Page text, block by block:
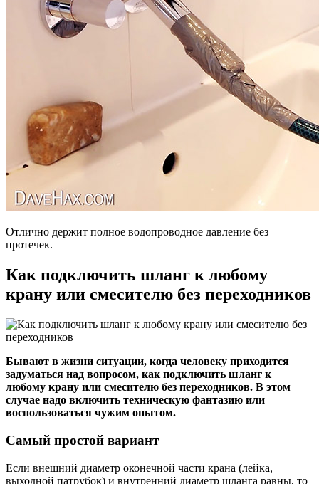
Отлично держит полное водопроводное давление без
протечек.
Как подключить шланг к любому
крану или смесителю без переходников
Бывают в жизни ситуации, когда человеку приходится
задуматься над вопросом, как подключить шланг к
любому крану или смесителю без переходников. В этом
случае надо включить техническую фантазию или
воспользоваться чужим опытом.
Самый простой вариант
Если внешний диаметр оконечной части крана (лейка,
выходной патрубок) и внутренний диаметр шланга равны, то